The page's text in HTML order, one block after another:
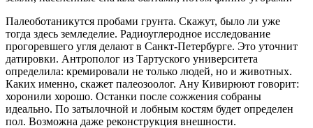
Палеоботаникутся пробами грунта. Скажут, было ли уже
тогда здесь земледелие. Радиоуглеродное исследование
прогоревшего угля делают в Санкт-Петербурге. Это уточнит
датировки. Антрополог из Тартуского университета
определила: кремировали не только людей, но и животных.
Каких именно, скажет палеозоолог. Ану Кивирюют говорит:
хоронили хорошо. Останки после сожжения собраны
идеально. По затылочной и лобным костям будет определен
пол. Возможна даже реконструкция внешности.